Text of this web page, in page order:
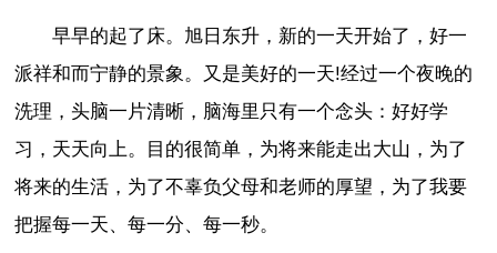
早早的起了床。旭日东升，新的一天开始了，好一
派祥和而宁静的景象。又是美好的一天!经过一个夜晚的
洗理，头脑一片清晰，脑海里只有一个念头：好好学
习，天天向上。目的很简单，为将来能走出大山，为了
将来的生活，为了不辜负父母和老师的厚望，为了我要
把握每一天、每一分、每一秒。